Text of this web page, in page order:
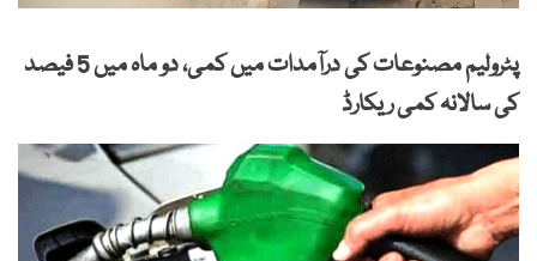
پٹرولیم مصنوعات کی درآمدات میں کمی، دو ماہ میں 5 فیصد
کی سالانہ کمی ریکارڈ